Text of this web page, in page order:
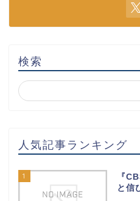
検索
人気記事ランキング
1
『
と信